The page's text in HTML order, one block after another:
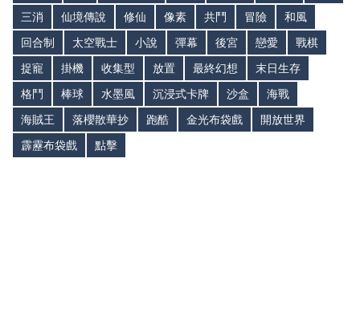
三消
仙境傳說 修仙 像素 共鬥 冒險
和風
回合制
太空戰士 小說 彈幕 後宮 戀愛
戰棋
捉寵
掛機 收集型 放置 最終幻想
末日生存
格鬥
棒球 水墨風 沉浸式卡牌 沙盒
海戰
海賊王
落櫻散華抄 跑酷 金光布袋戲
開放世界
霹靂布袋戲
點擊